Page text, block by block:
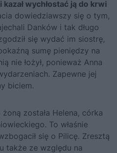
wychłostać ją do krwi
dowiedziawszy się o tym,
Danków i tak długo
się wydać im siostrę,
sumę pieniędzy na
nie łożył, ponieważ Anna
Zapewne jej
biciem.
została Helena, córka
To właśnie
się o Pilicę. Zresztą
także ze względu na